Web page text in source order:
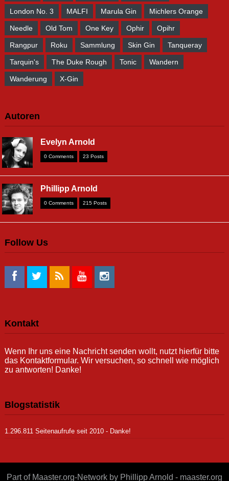
London No. 3 MALFI Marula Gin Michlers Orange
Needle Old Tom One Key Ophir Opihr
Rangpur Roku Sammlung Skin Gin Tanqueray
Tarquin's The Duke Rough Tonic Wandern
Wanderung X-Gin
Autoren
Evelyn Arnold
0 Comments 23 Posts
Phillipp Arnold
0 Comments 215 Posts
Follow Us
Kontakt
Wenn Ihr uns eine Nachricht senden wollt, nutzt hierfür bitte
das Kontaktformular. Wir versuchen, so schnell wie möglich
zu antworten! Danke!
Blogstatistik
1.296.811 Seitenaufrufe seit 2010 - Danke!
Part of Maaster.org-Network by Phillipp Arnold - maaster.org